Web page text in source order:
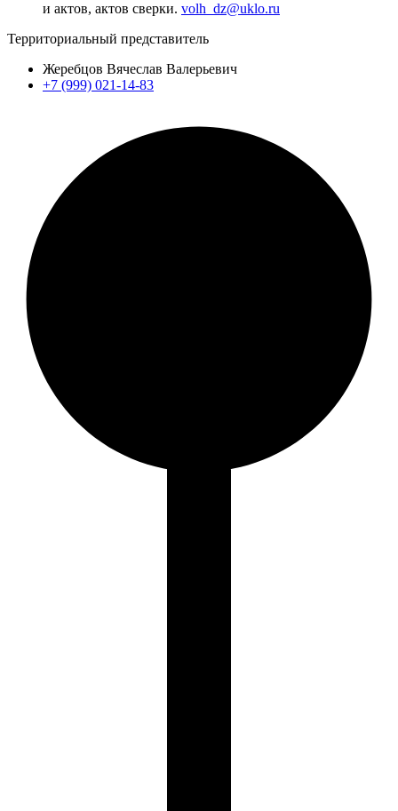
и актов, актов сверки. volh_dz@uklo.ru
Территориальный представитель
Жеребцов Вячеслав Валерьевич
+7 (999) 021-14-83